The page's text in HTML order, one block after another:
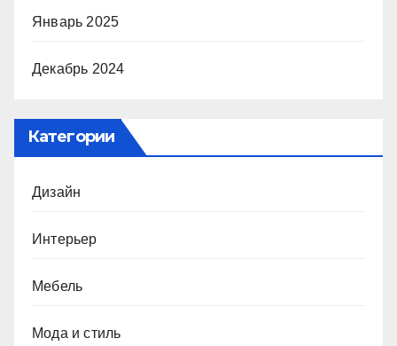
Январь 2025
Декабрь 2024
Категории
Дизайн
Интерьер
Мебель
Мода и стиль